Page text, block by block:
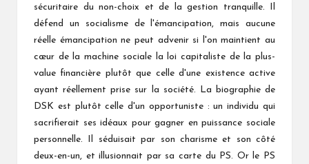
sécuritaire du non-choix et de la gestion tranquille. Il
défend un socialisme de l'émancipation, mais aucune
réelle émancipation ne peut advenir si l'on maintient au
cœur de la machine sociale la loi capitaliste de la plus-
value financière plutôt que celle d'une existence active
ayant réellement prise sur la société. La biographie de
DSK est plutôt celle d'un opportuniste : un individu qui
sacrifierait ses idéaux pour gagner en puissance sociale
personnelle. Il séduisait par son charisme et son côté
deux-en-un, et illusionnait par sa carte du PS. Or le PS